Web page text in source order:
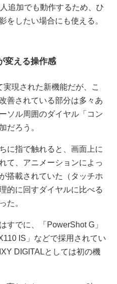
追加でも動作するため、ひ
をしたい場合にも使える。
変える操作感
現された新機能だが、こ
善されている部分は多々あ
ソル周囲のダイヤル「コン
だろう。
に指で触れると、画面上に
て、アニメーションによっ
搭載されていた（タッチホ
的に回すダイヤルに比べる
た。
でに、「PowerShot G」
IS」などで採用されてい
DIGITALとしては初の機